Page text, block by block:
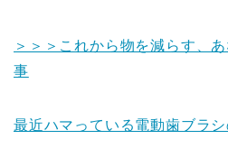
＞＞＞これから物を減らす、
事
最近ハマっている電動歯ブラ